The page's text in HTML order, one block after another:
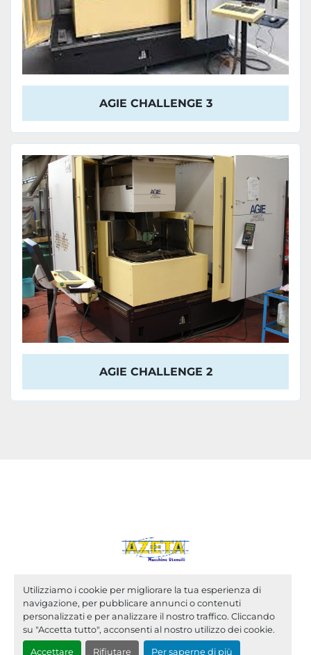
Utilizziamo i cookie per migliorare la tua esperienza di
navigazione, per pubblicare annunci o contenuti
personalizzati e per analizzare il nostro traffico. Cliccando
su "Accetta tutto", acconsenti al nostro utilizzo dei cookie.
Accettare Rifiutare Per saperne di più
AGIE CHALLENGE 3
AGIE CHALLENGE 2
Personalizza le preferenze sui Cookies
Machinio Systemsito web diMachinio